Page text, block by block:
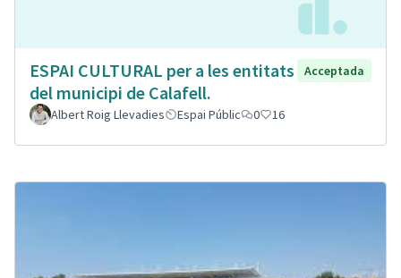
ESPAI CULTURAL per a les entitats
del municipi de Calafell.
Acceptada
Albert Roig Llevadies Espai Públic 0 16